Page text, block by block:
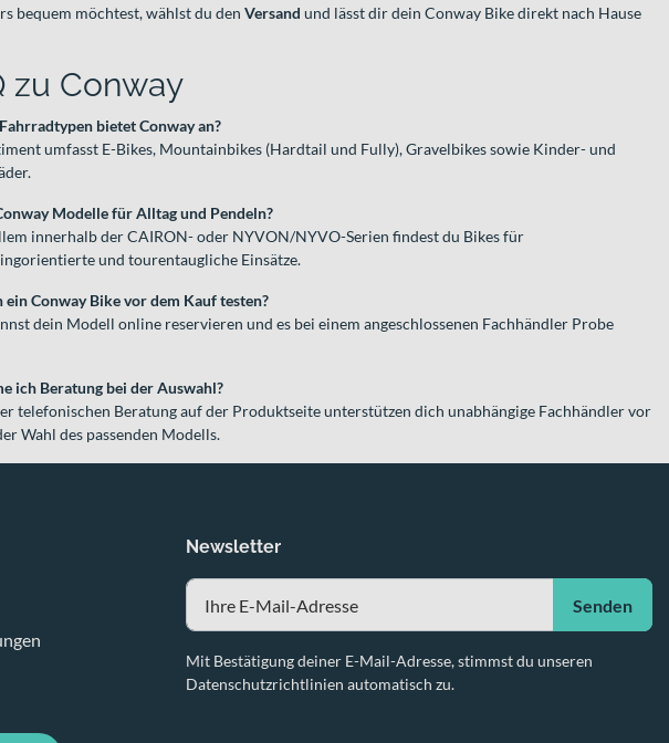
bequem möchtest, wählst du den Versand und lässt dir dein Conway Bike direkt nach Hause
zu Conway
bietet Conway an?
umfasst E-Bikes, Mountainbikes (Hardtail und Fully), Gravelbikes sowie Kinder- und
Modelle für Alltag und Pendeln?
innerhalb der CAIRON- oder NYVON/NYVO-Serien findest du Bikes für
und tourentaugliche Einsätze.
ein Conway Bike vor dem Kauf testen?
dein Modell online reservieren und es bei einem angeschlossenen Fachhändler Probe
ich Beratung bei der Auswahl?
telefonischen Beratung auf der Produktseite unterstützen dich unabhängige Fachhändler vor
Wahl des passenden Modells.
Newsletter
Senden
Mit Bestätigung deiner E-Mail-Adresse, stimmst du unseren
Datenschutzrichtlinien automatisch zu.